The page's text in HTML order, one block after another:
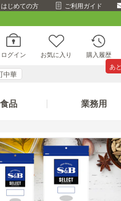
はじめての方 ご利用ガイド
ログイン お気に入り 購入履歴
あと
中華
品 業務用